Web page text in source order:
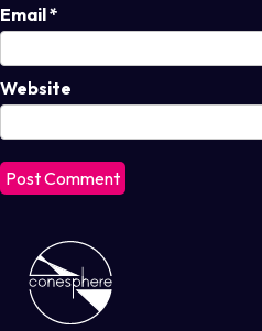
Email*
Website